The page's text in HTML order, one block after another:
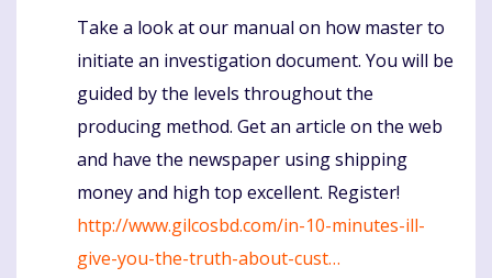
Komentaras
Take a look at our manual on how master to
initiate an investigation document. You will be
guided by the levels throughout the
producing method. Get an article on the web
and have the newspaper using shipping
money and high top excellent. Register!
http://www.gilcosbd.com/in-10-minutes-ill-
give-you-the-truth-about-cust…